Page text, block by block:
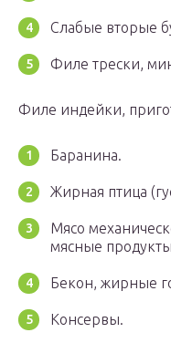
Слабые вторые
Филе трески,
Филе индейки,
Баранина.
Жирная птица
Мясо
мясные
Бекон, жирные
Консервы.